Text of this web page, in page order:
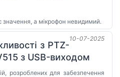
а мікрофон невидимий.
10-07-2025
з PTZ-
з USB-виходом
розроблених для забезпечення